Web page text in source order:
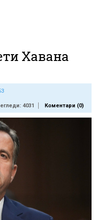
Хавана
4031 Коментари (0)